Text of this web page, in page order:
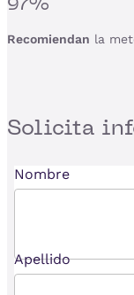
Recomiendan la
Solicita